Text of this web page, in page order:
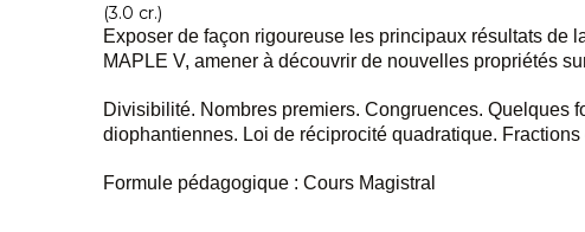
(3.0 cr.)
Exposer de façon rigoureuse les principaux résultats
MAPLE V, amener à découvrir de nouvelles propriétés
Divisibilité. Nombres premiers. Congruences. Quelques
diophantiennes. Loi de réciprocité quadratique. Fractions
Formule pédagogique : Cours Magistral